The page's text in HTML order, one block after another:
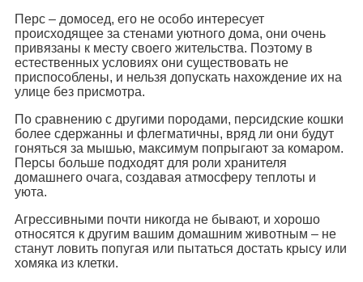
Перс – домосед, его не особо интересует
происходящее за стенами уютного дома, они очень
привязаны к месту своего жительства. Поэтому в
естественных условиях они существовать не
приспособлены, и нельзя допускать нахождение их на
улице без присмотра.
По сравнению с другими породами, персидские кошки
более сдержанны и флегматичны, вряд ли они будут
гоняться за мышью, максимум попрыгают за комаром.
Персы больше подходят для роли хранителя
домашнего очага, создавая атмосферу теплоты и
уюта.
Агрессивными почти никогда не бывают, и хорошо
относятся к другим вашим домашним животным – не
станут ловить попугая или пытаться достать крысу или
хомяка из клетки.